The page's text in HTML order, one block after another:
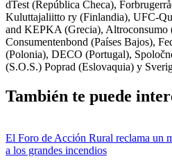
dTest (República Checa),
Kuluttajaliitto ry (Finlandia), UFC-
and KEPKA (Grecia),
Consumentenbond (Países Bajos),
(Polonia), DECO (Portugal),
(S.O.S.) Poprad (Eslovaquia) y
También te puede
El Foro de Acción Rural reclama un
a los grandes incendios